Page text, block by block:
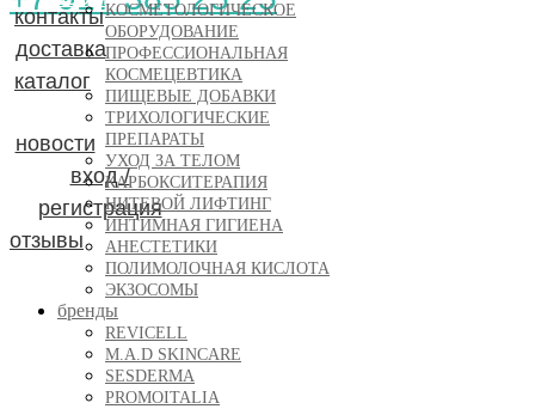
вход / регистрация
отзывы
контакты
доставка
каталог
новости
вход /
регистрация
отзывы
КОСМЕТОЛОГИЧЕСКОЕ
ОБОРУДОВАНИЕ
ПРОФЕССИОНАЛЬНАЯ
КОСМЕЦЕВТИКА
ПИЩЕВЫЕ ДОБАВКИ
ТРИХОЛОГИЧЕСКИЕ
ПРЕПАРАТЫ
УХОД ЗА ТЕЛОМ
КАРБОКСИТЕРАПИЯ
НИТЕВОЙ ЛИФТИНГ
ИНТИМНАЯ ГИГИЕНА
АНЕСТЕТИКИ
ПОЛИМОЛОЧНАЯ КИСЛОТА
ЭКЗОСОМЫ
бренды
REVICELL
M.A.D SKINCARE
SESDERMA
PROMOITALIA